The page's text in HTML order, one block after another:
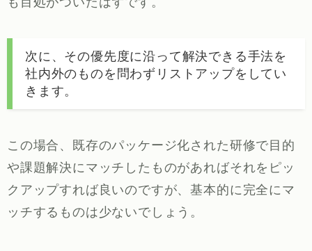
次に、その優先度に沿って解決できる手法を
社内外のものを問わずリストアップをしてい
きます。
この場合、既存のパッケージ化された研修で目的
や課題解決にマッチしたものがあればそれをピッ
クアップすれば良いのですが、基本的に完全にマ
ッチするものは少ないでしょう。